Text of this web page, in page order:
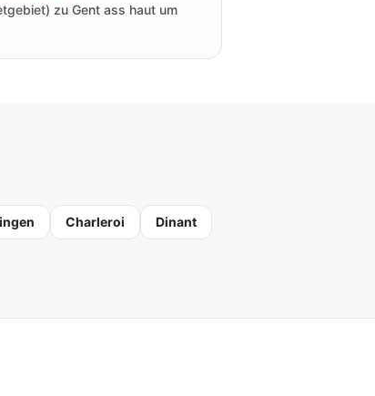
zu Gent ass haut um
Charleroi Dinant